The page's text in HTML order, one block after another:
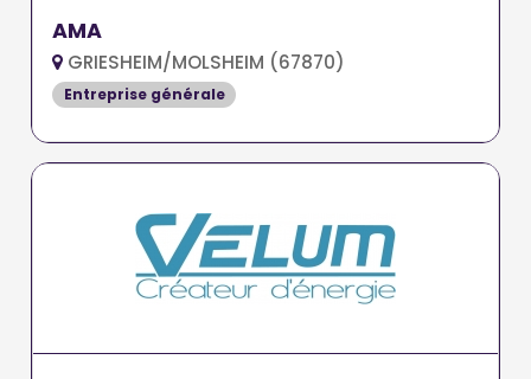
AMA
GRIESHEIM/MOLSHEIM (67870)
Entreprise générale